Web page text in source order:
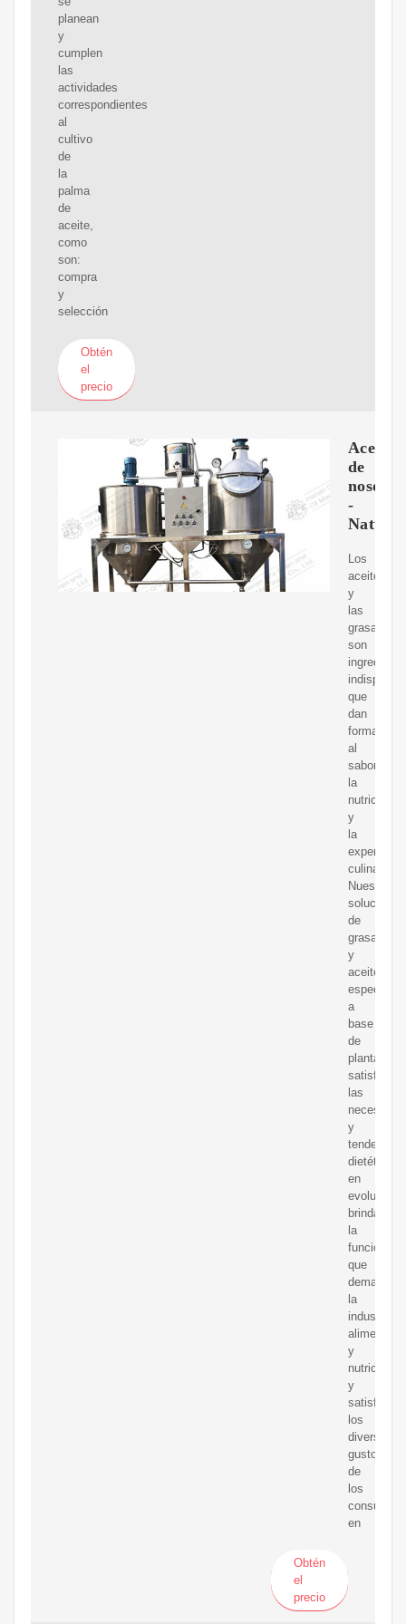
planean
y
cumplen
las
actividades
correspondientes
al
cultivo
de
la
palma
de
aceite,
como
son:
compra
y
selección
Obtén
el
precio
Acerca
de
-
Los
aceites
y
las
grasas
son
que
dan
forma
al
sabor,
la
nutrición
y
la
culinaria.
Nuestras
soluciones
de
grasas
y
aceites
especiales
a
base
de
plantas
satisfacen
las
y
tendencias
dietéticas
en
evolución,
brindando
la
que
demanda
la
industria
alimentaria
y
nutricional
y
los
diversos
gustos
de
los
en
Obtén
el
precio